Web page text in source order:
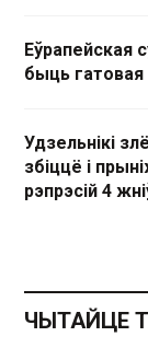
Еўрапейская
быць гатовая
Удзельнікі
збіццё і
рэпрэсій 4
ЧЫТАЙЦЕ